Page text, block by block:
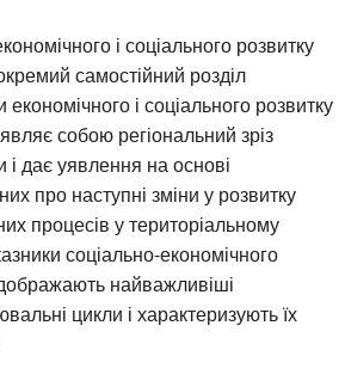
і соціального розвитку
самостійний розділ
і соціального розвитку
собою регіональний зріз
дає уявлення на основі
про наступні зміни у розвитку
процесів у територіальному
соціально-економічного
найважливіші
цикли і характеризують їх